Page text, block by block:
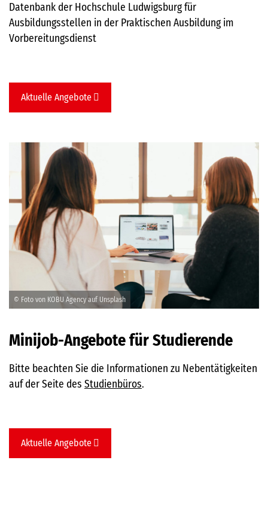
Datenbank der Hochschule Ludwigsburg für
Ausbildungsstellen in der Praktischen Ausbildung im
Vorbereitungsdienst
Aktuelle Angebote
© Foto von KOBU Agency auf Unsplash
Minijob-Angebote für Studierende
Bitte beachten Sie die Informationen zu Nebentätigkeiten
auf der Seite des Studienbüros.
Aktuelle Angebote